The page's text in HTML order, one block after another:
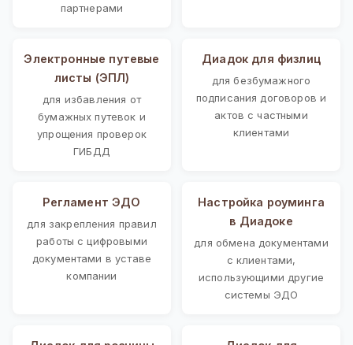
партнерами
Электронные путевые
листы (ЭПЛ)
для избавления от
бумажных путевок и
упрощения проверок
ГИБДД
Диадок для физлиц
для безбумажного
подписания договоров и
актов с частными
клиентами
Регламент ЭДО
для закрепления правил
работы с цифровыми
документами в уставе
компании
Настройка роуминга
в Диадоке
для обмена документами
с клиентами,
использующими другие
системы ЭДО